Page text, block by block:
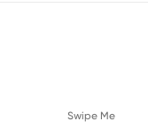
Swipe Me